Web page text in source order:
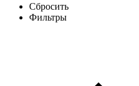
Сбросить
Фильтры